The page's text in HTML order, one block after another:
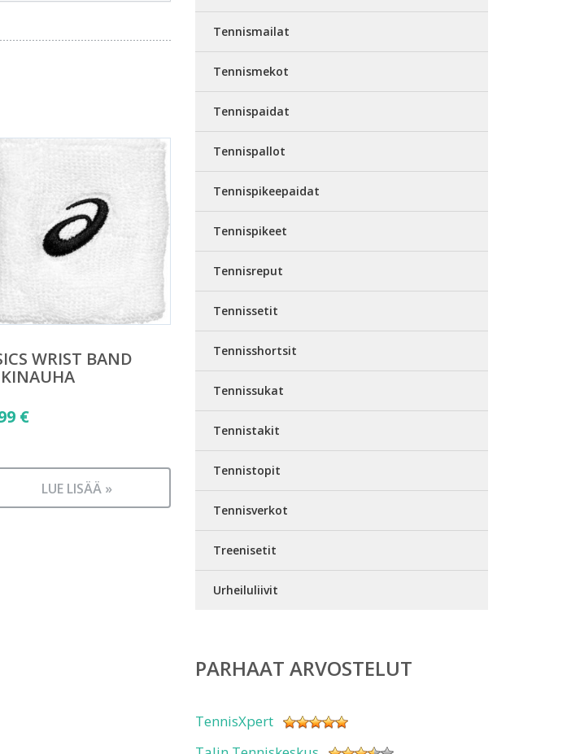
WRIST BAND
€
LUE LISÄÄ »
Tennismailat
Tennismekot
Tennispaidat
Tennispallot
Tennispikeepaidat
Tennispikeet
Tennisreput
Tennissetit
Tennisshortsit
Tennissukat
Tennistakit
Tennistopit
Tennisverkot
Treenisetit
Urheiluliivit
PARHAAT ARVOSTELUT
TennisXpert